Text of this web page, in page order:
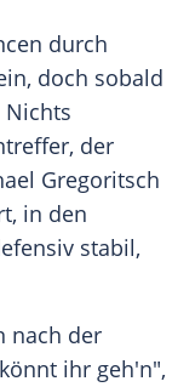
durch
doch sobald
Nichts
der
Gregoritsch
, in den
stabil,
nach der
ihr geh'n",